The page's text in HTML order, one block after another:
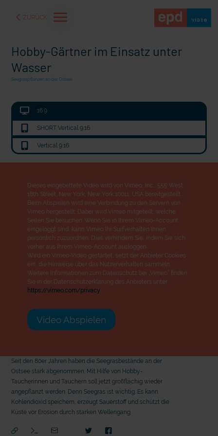
ZURÜCK
Hobby-Gärtner im Einsatz unter
Wasser
Seegraspflanzen an der Ostsee
16:9
SHORT Vertical 9:16
Vertical 9:16
Dieses eingebettete Video wird von Vimeo, Inc., 555 West
18th Street, New York, New York 10011, USA bereitgestellt.
Beim Abspielen wird eine Verbindung zu den Servern von
Vimeo hergestellt. Dabei wird Vimeo mitgeteilt, welche
Seiten Sie besuchen. Wenn Sie in Ihrem Vimeo-Account
eingeloggt sind, kann Vimeo Ihr Surfverhalten Ihnen
persönlich zuzuordnen. Dies verhindern Sie, indem Sie sich
vorher aus Ihrem Vimeo-Account ausloggen.
Wird ein Vimeo-Video gestartet, setzt der Anbieter Cookies
ein, die Hinweise über das Nutzerverhalten sammeln.
Weitere Informationen zum Datenschutz bei „Vimeo“ finden
Sie in der Datenschutzerklärung des Anbieters unter:
https://vimeo.com/privacy
Video Abspielen
Seit den 80er Jahren haben die Seegrasbestände an der
Ostsee stark abgenommen. Mit Hilfe von Hobby-
Taucherinnen und Tauchern soll jetzt großflächig wieder
angepflanzt werden. Denn Seegras ist wichtig. Es kann
Kohlendioxid speichern, erzeugt Sauerstoff und schützt die
Küste vor Erosion durch starken Wellengang.